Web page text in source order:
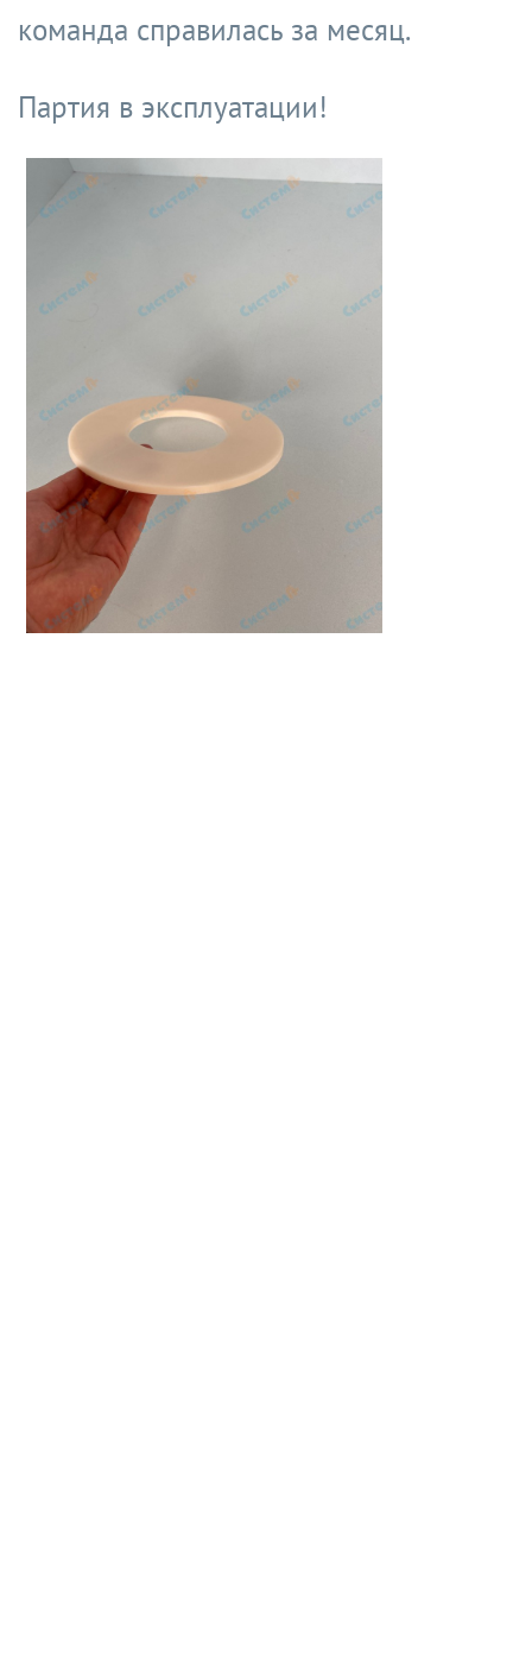
команда справилась за месяц.
Партия в эксплуатации!